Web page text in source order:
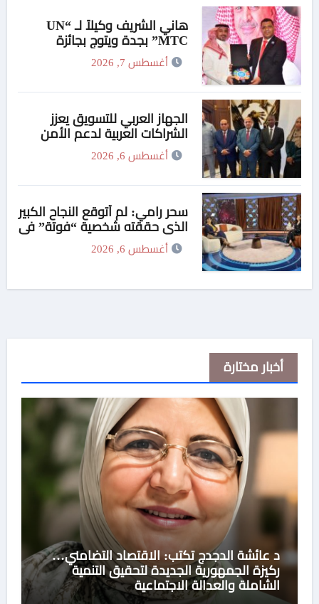
هاني الشريف وكيلاً لـ “UN
MTC” بجدة ويتوج بجائزة
“القائد المؤثر”
أغسطس 7, 2026
الجهاز العربي للتسويق يعزز
الشراكات العربية لدعم الأمن
الدوائي في السودان
أغسطس 6, 2026
سحر رامي: لم أتوقع النجاح الكبير
الذي حققته شخصية “فوتة” في
مسلسل “اتنين غيرنا”، وحزنت
لعدم وجود تتر للمسلسل
أغسطس 6, 2026
أخبار مختارة
د عائشة الدجدج تكتب: الاقتصاد التضامني…
ركيزة الجمهورية الجديدة لتحقيق التنمية
الشاملة والعدالة الاجتماعية